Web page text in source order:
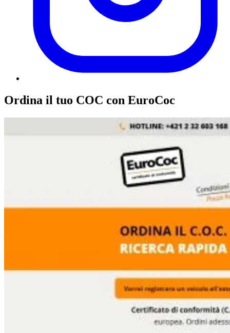
Ordina il tuo COC con EuroCoc